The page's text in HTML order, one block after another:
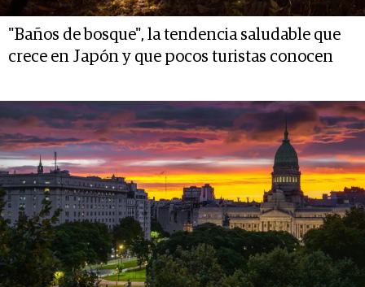
"Baños de bosque", la tendencia saludable que
crece en Japón y que pocos turistas conocen